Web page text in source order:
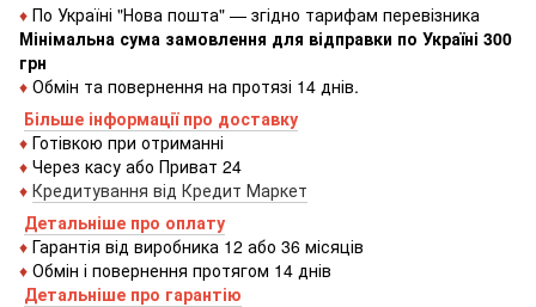
♦ По Україні "Нова пошта" — згідно тарифам перевізника
Мінімальна сума замовлення для відправки по Україні 300
грн
♦ Обмін та повернення на протязі 14 днів.
Більше інформації про доставку
♦ Готівкою при отриманні
♦ Через касу або Приват 24
♦ Кредитування від Кредит Маркет
Детальніше про оплату
♦ Гарантія від виробника 12 або 36 місяців
♦ Обмін і повернення протягом 14 днів
Детальніше про гарантію